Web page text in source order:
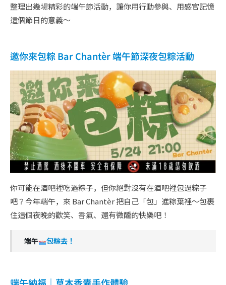
整理出幾場精彩的端午節活動，讓你用行動參與、用感官記憶
這個節日的意義～
邀你來包粽 Bar Chantèr 端午節深夜包粽活動
你可能在酒吧裡吃過粽子，但你絕對沒有在酒吧裡包過粽子
吧？今年端午，來 Bar Chantèr 把自己「包」進粽葉裡～包裹
住這個夜晚的歡笑、香氣、還有微醺的快樂吧！
端午 包粽去！